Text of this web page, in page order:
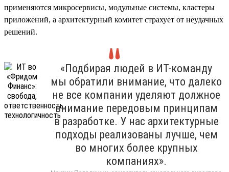
применяются микросервисы, модульные системы, кластеры
приложений, а архитектурный комитет страхует от неудачных
решений.
«Подбирая людей в ИТ-команду
мы обратили внимание, что далеко
не все компании уделяют должное
внимание передовым принципам
в разработке. У нас архитектурные
подходы реализованы лучше, чем
во многих более крупных
компаниях».